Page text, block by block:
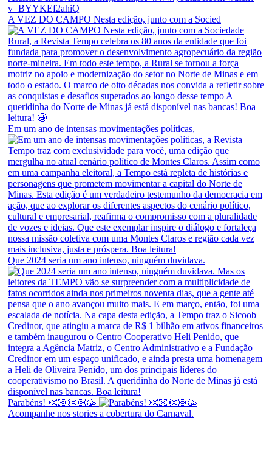
A VEZ DO CAMPO Nesta edição, junto com a Socied
Em um ano de intensas movimentações políticas,
Que 2024 seria um ano intenso, ninguém duvidava.
Parabéns! 👏🏻👏🏻🥳
Acompanhe nos stories a cobertura do Carnaval.